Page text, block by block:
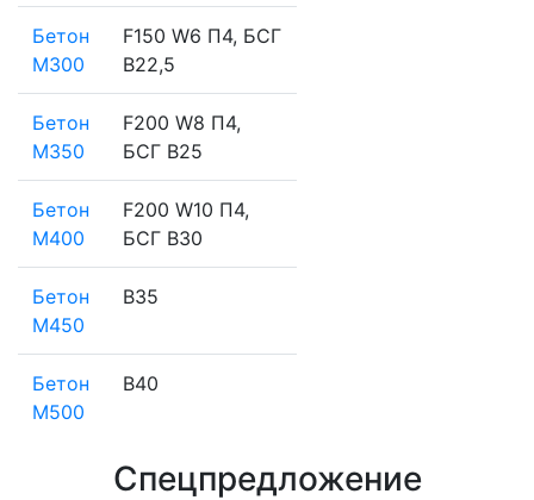
Бетон
М300
F150 W6 П4, БСГ
В22,5
Бетон
М350
F200 W8 П4,
БСГ В25
Бетон
М400
F200 W10 П4,
БСГ В30
Бетон
М450
В35
Бетон
М500
В40
Спецпредложение